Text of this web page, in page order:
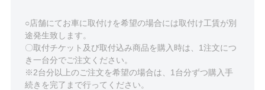
○店舗にてお車に取付けを希望の場合には取付け工賃が別
途発生致します。
〇取付チケット及び取付込み商品を購入時は、1注文につ
き一台分でご注文ください。
※2台分以上のご注文を希望の場合は、1台分ずつ購入手
続きを完了まで行ってください。